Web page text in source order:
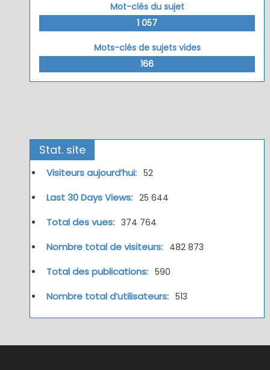
Mot-clés du sujet
1 057
Mots-clés de sujets vides
166
Stat. site
Visiteurs aujourd’hui: 52
Last 30 Days Views: 25 644
Total des vues: 374 764
Nombre total de visiteurs: 482 873
Total des publications: 590
Nombre total d’utilisateurs: 513